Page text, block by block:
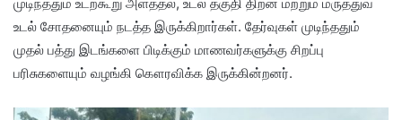
உடல் சோதனையும் நடத்த இருக்கிறார்கள். தேர்வுகள் முடிந்ததும்
முதல் பத்து இடங்களை பிடிக்கும் மாணவர்களுக்கு சிறப்பு
பரிசுகளையும் வழங்கி கௌரவிக்க இருக்கின்றனர்.